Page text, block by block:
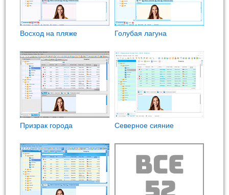
Восход на пляже Голубая лагуна
Призрак города Северное сияние